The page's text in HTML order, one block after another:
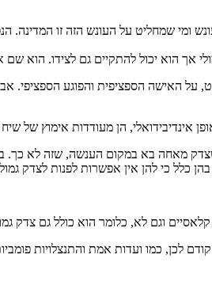
ומי שמחליט על העונש הזה זו
הוא יכול להתקיים גם לצידו. הוא
האישה הספציפית והפוגע הספציפי.
הן מעודדות אימוץ של שיח
מאחה בא במקום הענשה, שזה לא כך.
כלל כי להן אין אפשרות לפנות לצדק
וגם לא, כלומר הוא כולל גם צדק
לכן, כמו ועדות אמת והתנצלויות